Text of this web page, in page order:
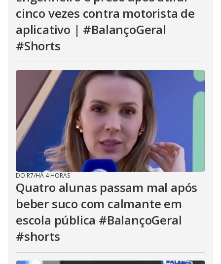
cinco vezes contra motorista de
aplicativo | #BalançoGeral
#Shorts
DO R7/HÁ 4 HORAS
Quatro alunas passam mal após
beber suco com calmante em
escola pública #BalançoGeral
#shorts